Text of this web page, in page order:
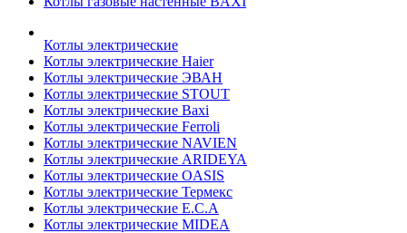
Котлы электрические
Котлы электрические Haier
Котлы электрические ЭВАН
Котлы электрические STOUT
Котлы электрические Baxi
Котлы электрические Ferroli
Котлы электрические NAVIEN
Котлы электрические ARIDEYA
Котлы электрические OASIS
Котлы электрические Термекс
Котлы электрические E.C.A
Котлы электрические MIDEA